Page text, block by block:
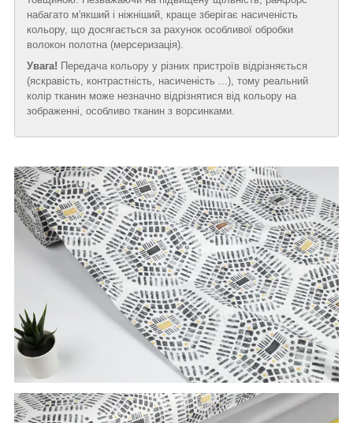
набагато м'якший і ніжніший, краще зберігає насиченість
кольору, що досягається за рахунок особливої обробки
волокон полотна (мерсеризація).
Увага! Передача кольору у різних пристроїв відрізняється
(яскравість, контрастність, насиченість ...), тому реальний
колір тканин може незначно відрізнятися від кольору на
зображенні, особливо тканин з ворсинками.